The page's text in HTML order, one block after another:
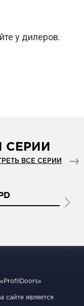
у дилеров.
СЕРИИ
ВСЕ СЕРИИ
сайте является